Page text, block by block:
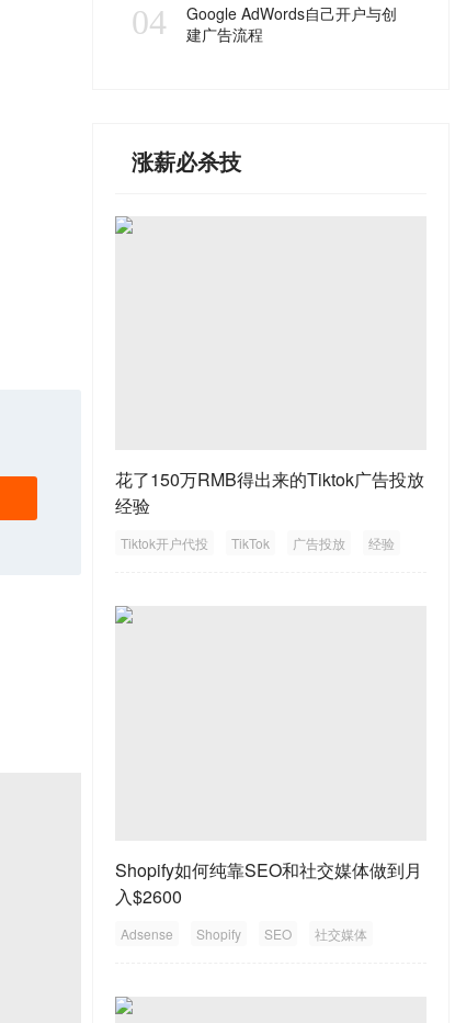
04
Google AdWords自己开户与创
建广告流程
涨薪必杀技
花了150万RMB得出来的Tiktok广告投放
经验
Tiktok开户代投 TikTok 广告投放 经验
Shopify如何纯靠SEO和社交媒体做到月
入$2600
Adsense Shopify SEO
社交媒体